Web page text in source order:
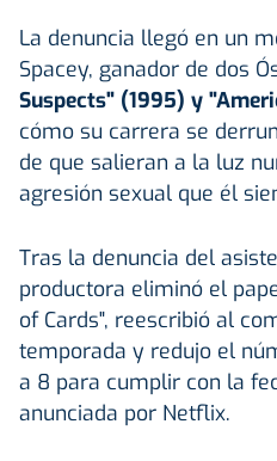
La denuncia llegó en un
Spacey, ganador de dos
Suspects" (1995) y
cómo su carrera se
de que salieran a la luz
agresión sexual que él
Tras la denuncia del
productora eliminó el
of Cards", reescribió al
temporada y redujo el
a 8 para cumplir con la
anunciada por Netflix.